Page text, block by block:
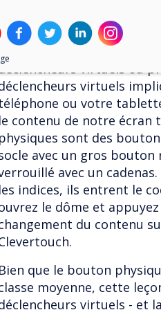
Et c'est là que ça devient
panneaux Clevertouch
virtuels ou
virtuels
ou votre
le contenu de notre écran
physiques sont des
avec un gros bouton
avec un
les indices, ils entrent le
le dôme et
du contenu
Bien que le bouton
moyenne, cette
virtuels - et